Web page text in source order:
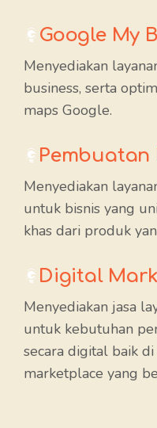
Google My
Menyediakan
business, serta
maps Google.
Pembuatan
Menyediakan
untuk bisnis yang
khas dari produk
Digital
Menyediakan jasa
untuk kebutuhan
secara digital baik
marketplace yang